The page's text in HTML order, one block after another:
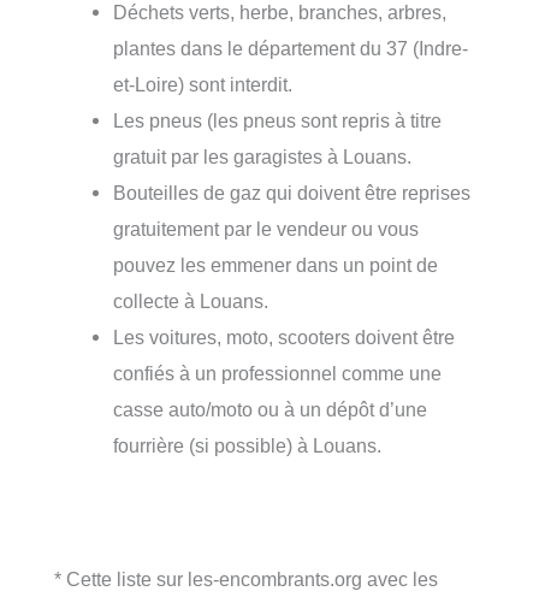
Déchets verts, herbe, branches, arbres,
plantes dans le département du 37 (Indre-
et-Loire) sont interdit.
Les pneus (les pneus sont repris à titre
gratuit par les garagistes à Louans.
Bouteilles de gaz qui doivent être reprises
gratuitement par le vendeur ou vous
pouvez les emmener dans un point de
collecte à Louans.
Les voitures, moto, scooters doivent être
confiés à un professionnel comme une
casse auto/moto ou à un dépôt d’une
fourrière (si possible) à Louans.
* Cette liste sur les-encombrants.org avec les